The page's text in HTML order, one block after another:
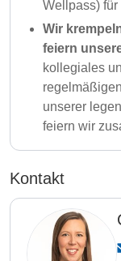
Wellpass)
Wir
feiern
kollegiales
unserer
feiern wir
Kontakt